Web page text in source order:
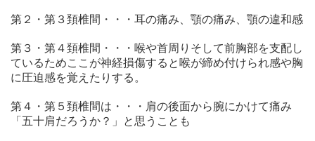
第２・第３頚椎間・・・耳の痛み、顎の痛み、顎の違和感
第３・第４頚椎間・・・喉や首周りそして前胸部を支配し
ているためここが神経損傷すると喉が締め付けられ感や胸
に圧迫感を覚えたりする。
第４・第５頚椎間は・・・肩の後面から腕にかけて痛み
「五十肩だろうか？」と思うことも